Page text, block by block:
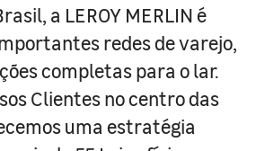
a LEROY MERLIN é
redes de varejo,
completas para o lar.
Clientes no centro das
uma estratégia